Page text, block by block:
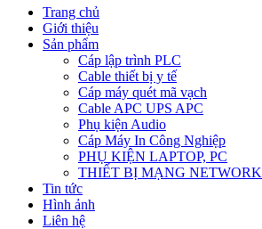
Trang chủ
Giới thiệu
Sản phẩm
Cáp lập trình PLC
Cable thiết bị y tế
Cáp máy quét mã vạch
Cable APC UPS APC
Phụ kiện Audio
Cáp Máy In Công Nghiệp
PHỤ KIỆN LAPTOP, PC
THIẾT BỊ MẠNG NETWORK
Tin tức
Hình ảnh
Liên hệ